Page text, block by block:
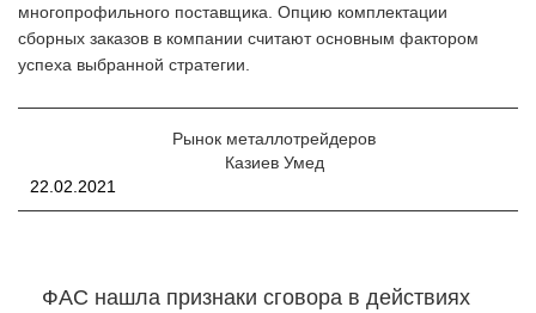
многопрофильного поставщика. Опцию комплектации
сборных заказов в компании считают основным фактором
успеха выбранной стратегии.
Рынок металлотрейдеров
Казиев Умед
22.02.2021
ФАС нашла признаки сговора в действиях